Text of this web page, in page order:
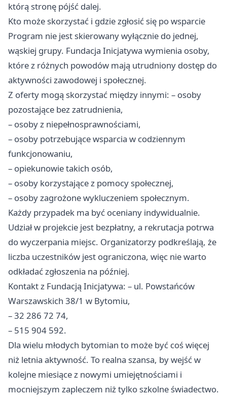
którą stronę pójść dalej.
Kto może skorzystać i gdzie zgłosić się po wsparcie
Program nie jest skierowany wyłącznie do jednej,
wąskiej grupy. Fundacja Inicjatywa wymienia osoby,
które z różnych powodów mają utrudniony dostęp do
aktywności zawodowej i społecznej.
Z oferty mogą skorzystać między innymi: – osoby
pozostające bez zatrudnienia,
– osoby z niepełnosprawnościami,
– osoby potrzebujące wsparcia w codziennym
funkcjonowaniu,
– opiekunowie takich osób,
– osoby korzystające z pomocy społecznej,
– osoby zagrożone wykluczeniem społecznym.
Każdy przypadek ma być oceniany indywidualnie.
Udział w projekcie jest bezpłatny, a rekrutacja potrwa
do wyczerpania miejsc. Organizatorzy podkreślają, że
liczba uczestników jest ograniczona, więc nie warto
odkładać zgłoszenia na później.
Kontakt z Fundacją Inicjatywa: – ul. Powstańców
Warszawskich 38/1 w Bytomiu,
– 32 286 72 74,
– 515 904 592.
Dla wielu młodych bytomian to może być coś więcej
niż letnia aktywność. To realna szansa, by wejść w
kolejne miesiące z nowymi umiejętnościami i
mocniejszym zapleczem niż tylko szkolne świadectwo.